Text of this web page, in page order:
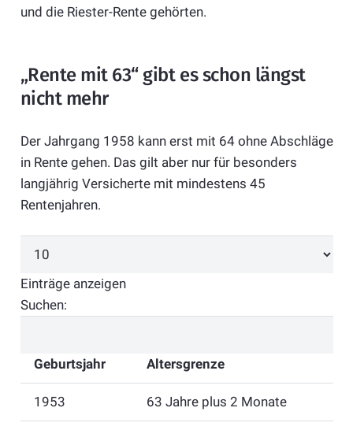
und die Riester-Rente gehörten.
„Rente mit 63“ gibt es schon längst
nicht mehr
Der Jahrgang 1958 kann erst mit 64 ohne Abschläge
in Rente gehen. Das gilt aber nur für besonders
langjährig Versicherte mit mindestens 45
Rentenjahren.
Einträge anzeigen
Suchen:
Geburtsjahr Altersgrenze
1953 63 Jahre plus 2 Monate